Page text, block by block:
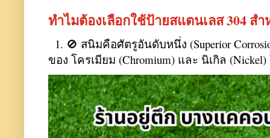
ทำไมต้องเลือกใช้ป้ายสแตนเลส 304 ส
1. 🚫 สนิมคือศัตรูอันดับหนึ่ง (Superior
ของ โครเมียม (Chromium) และ นิเกิล